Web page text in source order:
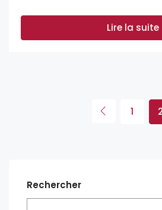
Lire la suite
1 2
Rechercher